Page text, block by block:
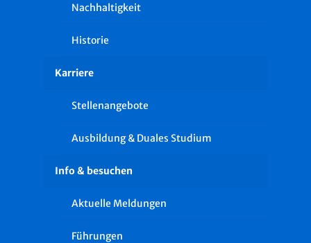
Nachhaltigkeit
Historie
Karriere
Stellenangebote
Ausbildung & Duales Studium
Info & besuchen
Aktuelle Meldungen
Führungen